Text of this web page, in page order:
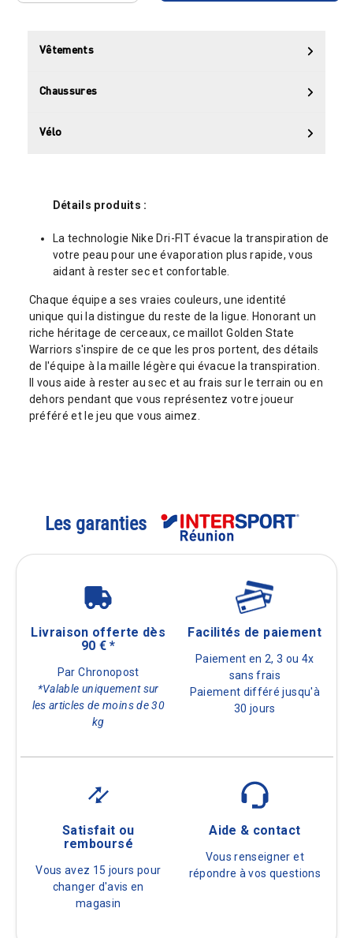
Vêtements
Chaussures
Vélo
Détails produits :
La technologie Nike Dri-FIT évacue la transpiration de
votre peau pour une évaporation plus rapide, vous
aidant à rester sec et confortable.
Chaque équipe a ses vraies couleurs, une identité
unique qui la distingue du reste de la ligue. Honorant un
riche héritage de cerceaux, ce maillot Golden State
Warriors s'inspire de ce que les pros portent, des détails
de l'équipe à la maille légère qui évacue la transpiration.
Il vous aide à rester au sec et au frais sur le terrain ou en
dehors pendant que vous représentez votre joueur
préféré et le jeu que vous aimez.
Les garanties
Livraison offerte dès
90 € *
Par Chronopost
*Valable uniquement sur
les articles de moins de 30
kg
Facilités de paiement
Paiement en 2, 3 ou 4x
sans frais
Paiement différé jusqu'à
30 jours
Satisfait ou
remboursé
Vous avez 15 jours pour
changer d'avis en
magasin
Aide & contact
Vous renseigner et
répondre à vos questions